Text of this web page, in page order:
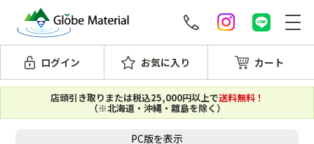
ログイン お気に入り カート
店頭引き取りまたは税込25,000円以上で送料無料！
（※北海道・沖縄・離島を除く）
PC版を表示